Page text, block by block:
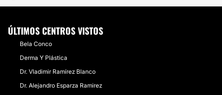
ÚLTIMOS CENTROS VISTOS
Bela Conco
Derma Y Plástica
Dr. Vladimir Ramírez Blanco
Dr. Alejandro Esparza Ramirez